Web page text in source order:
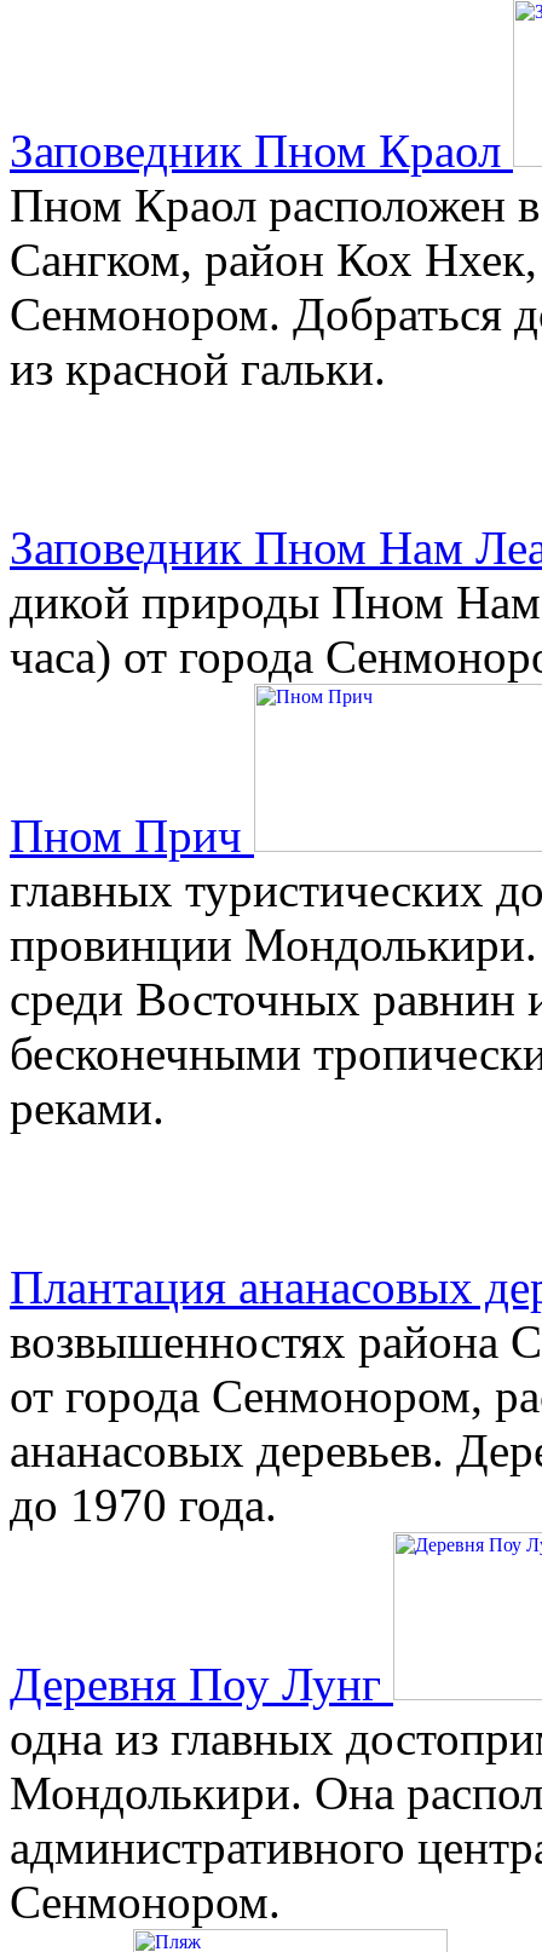
Заповедник Пном Краол
Пном Краол расположен
Сангком, район Кох
Сенмонором. Добраться
из красной гальки.
Заповедник Пном Нам
дикой природы Пном
часа) от города
Пном Прич
главных туристических
провинции Мондолькири.
среди Восточных равнин
бесконечными
реками.
Плантация ананасовых
возвышенностях района
от города Сенмонором,
ананасовых деревьев.
до 1970 года.
Деревня Поу Лунг
одна из главных
Мондолькири. Она
административного
Сенмонором.